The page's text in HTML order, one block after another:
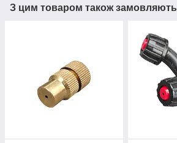
З цим товаром також замовляють